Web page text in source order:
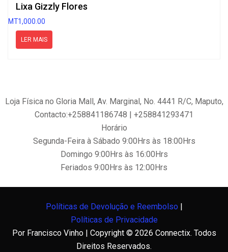
Lixa Gizzly Flores
MT1,000.00
LER MAIS
Loja Física no Gloria Mall, Av. Marginal, No. 4441 R/C, Maputo,
Contacto:+258841186748 | +258841293471
Horário
Segunda-Feira à Sábado 9:00Hrs às 18:00Hrs
Domingo 9:00Hrs às 16:00Hrs
Feriados 9:00Hrs às 12:00Hrs
Políticas de Devolução e Reembolso|
Políticas de Privacidade
Por Francisco Vinho | Copyright © 2026 Connectix. Todos
Direitos Reservados.